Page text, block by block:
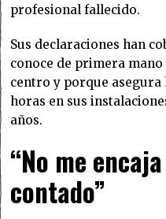
profesional fallecido.
Sus declaraciones han
conoce de primera
centro y porque asegura
horas en sus
años.
“No me
contado”